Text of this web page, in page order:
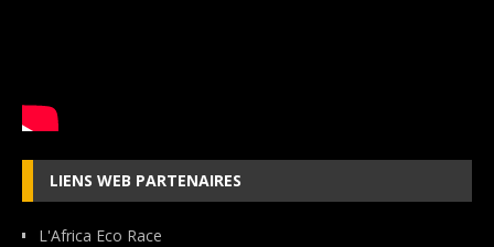
LIENS WEB PARTENAIRES
L'Africa Eco Race